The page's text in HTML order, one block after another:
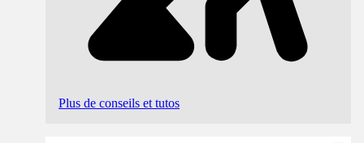
Plus de conseils et tutos